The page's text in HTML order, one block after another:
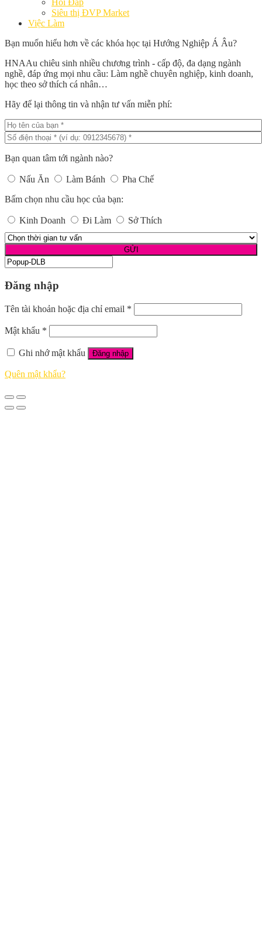
Hỏi Đáp
Siêu thị ĐVP Market
Việc Làm
Bạn muốn hiểu hơn về các khóa học tại Hướng Nghiệp Á Âu?
HNAAu chiêu sinh nhiều chương trình - cấp độ, đa dạng ngành
nghề, đáp ứng mọi nhu cầu: Làm nghề chuyên nghiệp, kinh doanh,
học theo sở thích cá nhân…
Hãy để lại thông tin và nhận tư vấn miễn phí:
Bạn quan tâm tới ngành nào?
Nấu Ăn Làm Bánh
Pha Chế
Bấm chọn nhu cầu học của bạn:
Kinh Doanh Đi Làm Sở Thích
Đăng nhập
Tên tài khoản hoặc địa chỉ email *
Mật khẩu *
Ghi nhớ mật khẩu Đăng nhập
Quên mật khẩu?